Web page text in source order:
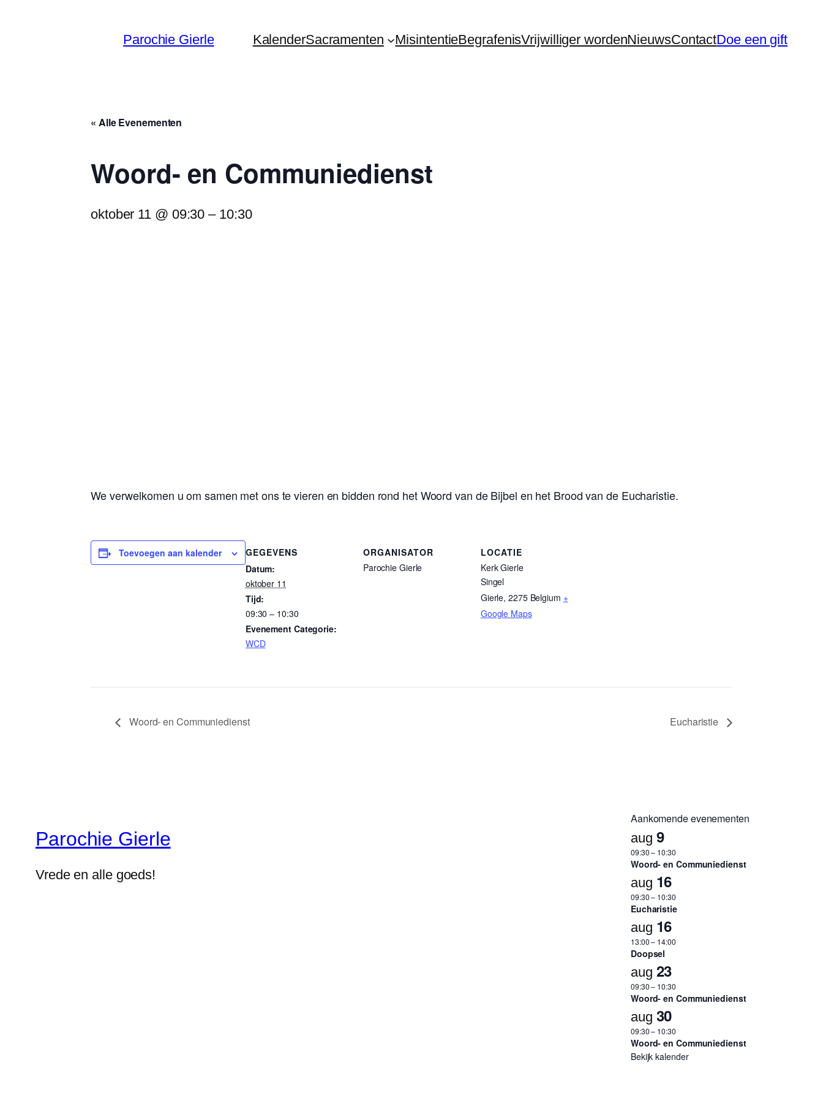
Parochie Gierle KalenderSacramenten MisintentieBegrafenisVrijwilliger wordenNieuwsContactDoe een gift
« Alle Evenementen
Woord- en Communiedienst
oktober 11 @ 09:30 – 10:30
We verwelkomen u om samen met ons te vieren en bidden rond het Woord van de Bijbel en het Brood van de Eucharistie.
Toevoegen aan kalender
GEGEVENS
Datum:
oktober 11
Tijd:
09:30 – 10:30
Evenement Categorie:
WCD
ORGANISATOR
Parochie Gierle
LOCATIE
Kerk Gierle
Singel
Gierle, 2275 Belgium +
Google Maps
Woord- en Communiedienst Eucharistie
Parochie Gierle
Vrede en alle goeds!
Aankomende evenementen
aug 9
09:30– 10:30
Woord- en Communiedienst
aug 16
09:30– 10:30
Eucharistie
aug 16
13:00– 14:00
Doopsel
aug 23
09:30– 10:30
Woord- en Communiedienst
aug 30
09:30– 10:30
Woord- en Communiedienst
Bekijk kalender